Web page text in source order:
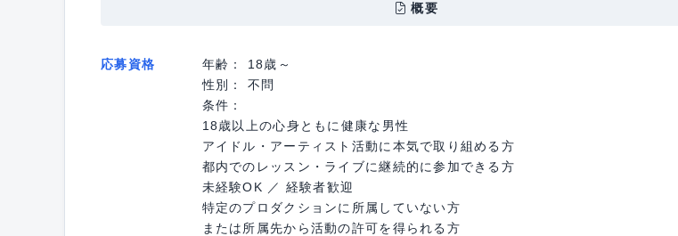
概要
応募資格
年齢： 18歳～
性別： 不問
条件：
18歳以上の心身ともに健康な男性
アイドル・アーティスト活動に本気で取り組める方
都内でのレッスン・ライブに継続的に参加できる方
未経験OK ／ 経験者歓迎
特定のプロダクションに所属していない方
または所属先から活動の許可を得られる方